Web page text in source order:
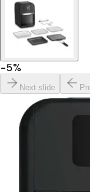
−5%
Next slide